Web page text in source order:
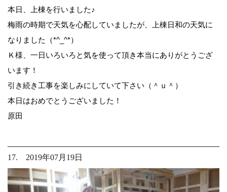
本日、上棟を行いました♪
梅雨の時期で天気を心配していましたが、上棟日和の天気に
なりました（*^_^*）
Ｋ様、一日いろいろと気を使って頂き本当にありがとうござ
います！
引き続き工事を楽しみにしていて下さい（＾ｕ＾）
本日はおめでとうございました！
原田
17. 2019年07月19日